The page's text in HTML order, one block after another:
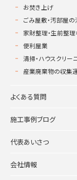
お焚き上げ
ごみ屋敷・汚部屋の
家財整理・生前整
便利屋業
清掃・ハウスクリー
産業廃棄物の収集
よくある質問
施工事例ブログ
代表あいさつ
会社情報